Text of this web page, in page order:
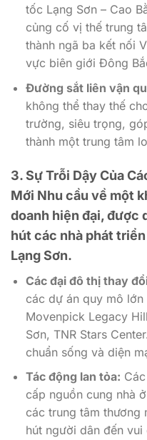
tốc Lạng Sơn – Cao
củng cố vị thế trung
thành ngã ba kết nối
vực biên giới Đông
Đường sắt liên vận
không thể thay thế
trường, siêu trọng,
thành một trung tâm
3. Sự Trỗi Dậy Của
Mới Nhu cầu về một
doanh hiện đại, được
hút các nhà phát
Lạng Sơn.
Các đại đô thị thay
các dự án quy mô lớn
Movenpick Legacy
Sơn, TNR Stars
chuẩn sống và diện
Tác động lan tỏa:
cấp nguồn cung nhà
các trung tâm thương
hút người dân đến